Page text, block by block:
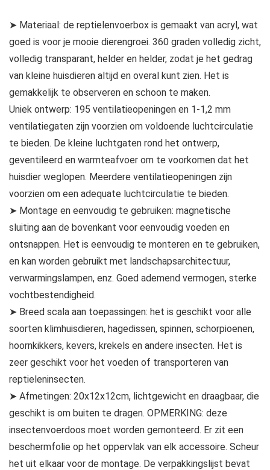
➤ Materiaal: de reptielenvoerbox is gemaakt van acryl, wat
goed is voor je mooie dierengroei. 360 graden volledig zicht,
volledig transparant, helder en helder, zodat je het gedrag
van kleine huisdieren altijd en overal kunt zien. Het is
gemakkelijk te observeren en schoon te maken.
Uniek ontwerp: 195 ventilatieopeningen en 1-1,2 mm
ventilatiegaten zijn voorzien om voldoende luchtcirculatie
te bieden. De kleine luchtgaten rond het ontwerp,
geventileerd en warmteafvoer om te voorkomen dat het
huisdier weglopen. Meerdere ventilatieopeningen zijn
voorzien om een adequate luchtcirculatie te bieden.
➤ Montage en eenvoudig te gebruiken: magnetische
sluiting aan de bovenkant voor eenvoudig voeden en
ontsnappen. Het is eenvoudig te monteren en te gebruiken,
en kan worden gebruikt met landschapsarchitectuur,
verwarmingslampen, enz. Goed ademend vermogen, sterke
vochtbestendigheid.
➤ Breed scala aan toepassingen: het is geschikt voor alle
soorten klimhuisdieren, hagedissen, spinnen, schorpioenen,
hoornkikkers, kevers, krekels en andere insecten. Het is
zeer geschikt voor het voeden of transporteren van
reptieleninsecten.
➤ Afmetingen: 20x12x12cm, lichtgewicht en draagbaar, die
geschikt is om buiten te dragen. OPMERKING: deze
insectenvoerdoos moet worden gemonteerd. Er zit een
beschermfolie op het oppervlak van elk accessoire. Scheur
het uit elkaar voor de montage. De verpakkingslijst bevat